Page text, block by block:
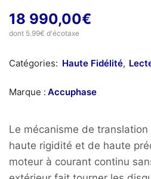
18 990,00€
dont 5.99€ d'écotaxe
Catégories: Haute Fidélité,
Marque : Accuphase
Le mécanisme de translation
haute rigidité et de haute
moteur à courant continu